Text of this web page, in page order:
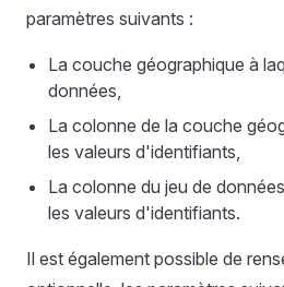
paramètres suivants :
La couche géographique à
données,
La colonne de la couche
les valeurs d'identifiants,
La colonne du jeu de
les valeurs d'identifiants.
Il est également possible de